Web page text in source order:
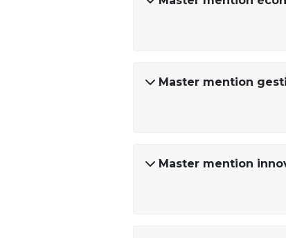
Master mention
Master mention